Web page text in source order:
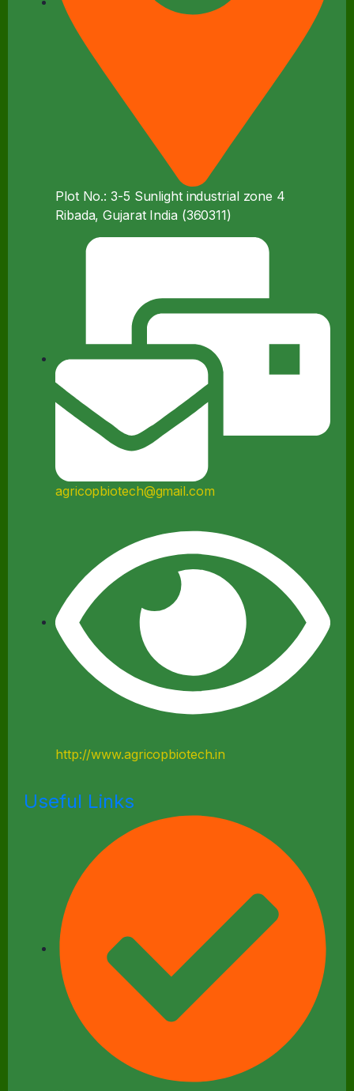
Plot No.: 3-5 Sunlight industrial zone 4
Ribada, Gujarat India (360311)
agricopbiotech@gmail.com
http://www.agricopbiotech.in
Useful Links